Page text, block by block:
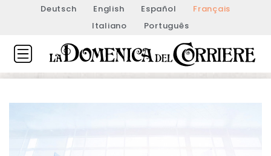
Deutsch English Español
Français
Italiano
Português